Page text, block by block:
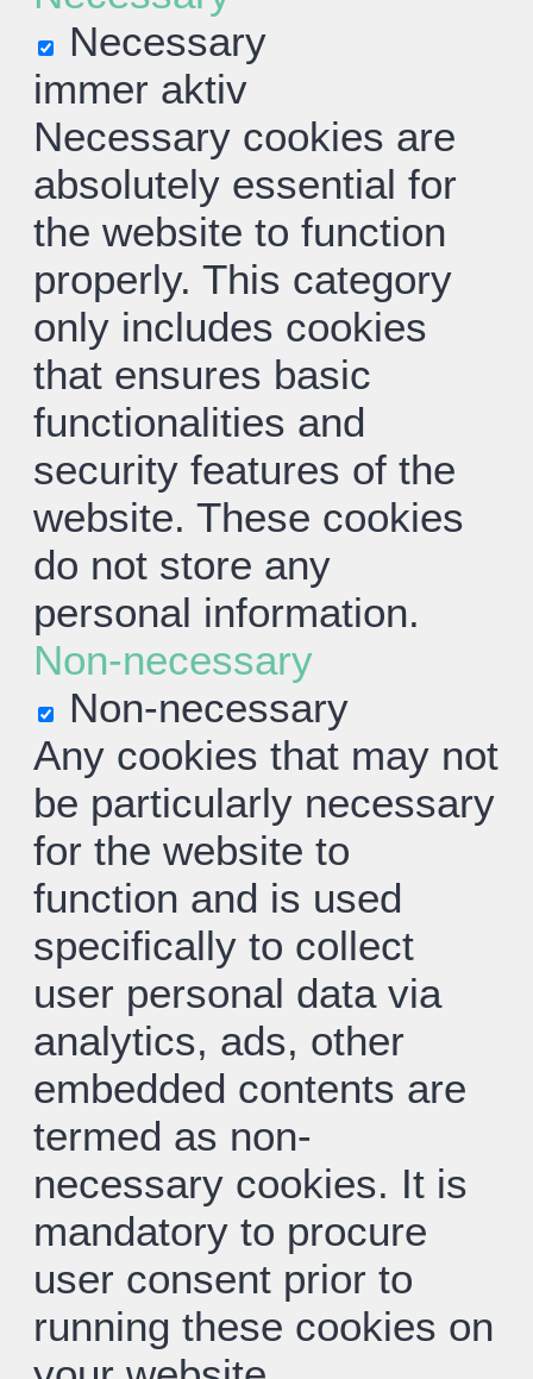
Necessary
immer aktiv
Necessary cookies are
absolutely essential for
the website to function
properly. This category
only includes cookies
that ensures basic
functionalities and
security features of the
website. These cookies
do not store any
personal information.
Non-necessary
Non-necessary
Any cookies that may not
be particularly necessary
for the website to
function and is used
specifically to collect
user personal data via
analytics, ads, other
embedded contents are
termed as non-
necessary cookies. It is
mandatory to procure
user consent prior to
running these cookies on